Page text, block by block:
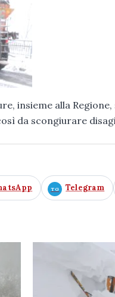
insieme alla
da scongiurare disagi
Telegram